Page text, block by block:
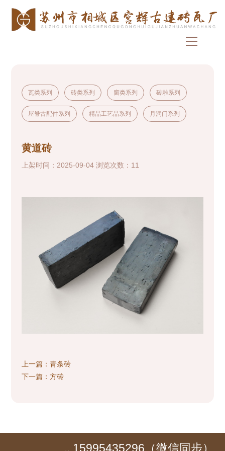
瓦类系列 砖类系列 窗类系列 砖雕系列
屋脊古配件系列 精品工艺品系列 月洞门系列
黄道砖
上架时间：2025-09-04 浏览次数：11
上一篇： 青条砖
下一篇： 方砖
15995435296（微信同步）